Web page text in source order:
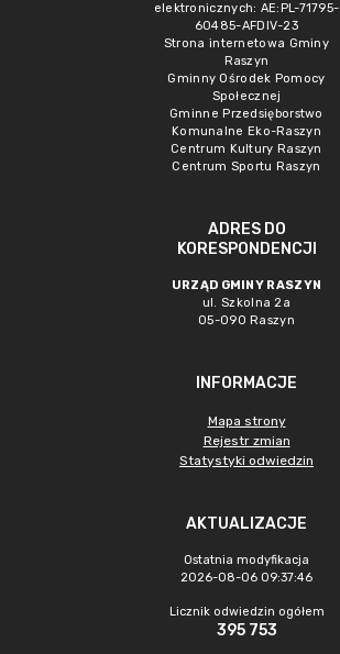
elektronicznych: AE:PL-71795-
60485-AFDIV-23
Strona internetowa Gminy
Raszyn
Gminny Ośrodek Pomocy
Społecznej
Gminne Przedsięborstwo
Komunalne Eko-Raszyn
Centrum Kultury Raszyn
Centrum Sportu Raszyn
ADRES DO
KORESPONDENCJI
URZĄD GMINY RASZYN
ul. Szkolna 2a
05-090 Raszyn
INFORMACJE
Mapa strony
Rejestr zmian
Statystyki odwiedzin
AKTUALIZACJE
Ostatnia modyfikacja
2026-08-06 09:37:46
Licznik odwiedzin ogółem
395 753